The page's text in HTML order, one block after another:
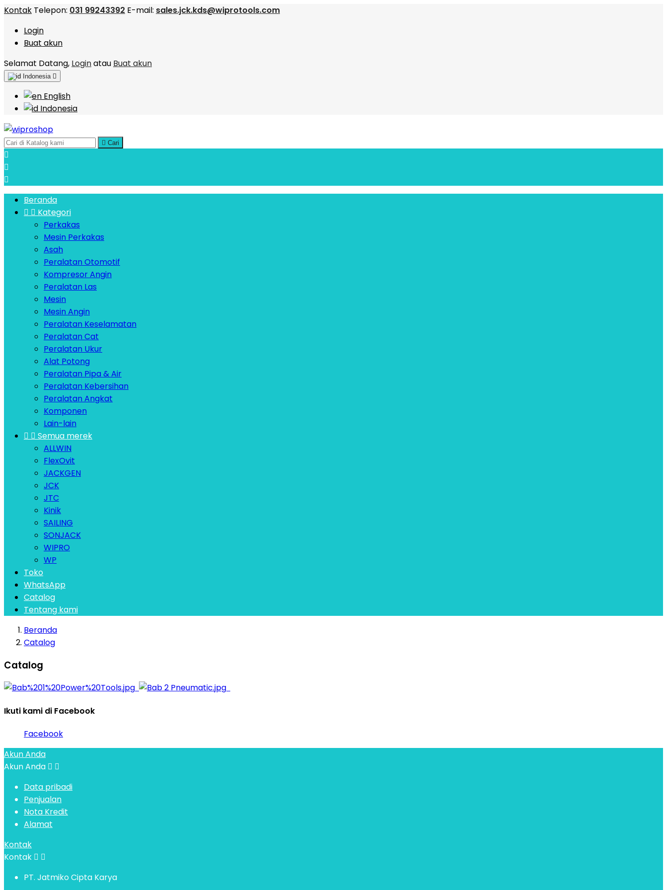
Kontak Telepon: 031 99243392 E-mail: sales.jck.kds@wiprotools.com
Login
Buat akun
Selamat Datang, Loginatau Buat akun
Indonesia 
English
Indonesia
 Cari



Beranda
  Kategori
Perkakas
Mesin Perkakas
Asah
Peralatan Otomotif
Kompresor Angin
Peralatan Las
Mesin
Mesin Angin
Peralatan Keselamatan
Peralatan Cat
Peralatan Ukur
Alat Potong
Peralatan Pipa & Air
Peralatan Kebersihan
Peralatan Angkat
Komponen
Lain-lain
  Semua merek
ALLWIN
FlexOvit
JACKGEN
JCK
JTC
Kinik
SAILING
SONJACK
WIPRO
WP
Toko
WhatsApp
Catalog
Tentang kami
Beranda
Catalog
Catalog
Ikuti kami di Facebook
Facebook
Akun Anda
Akun Anda  
Data pribadi
Penjualan
Nota Kredit
Alamat
Kontak
Kontak  
PT. Jatmiko Cipta Karya